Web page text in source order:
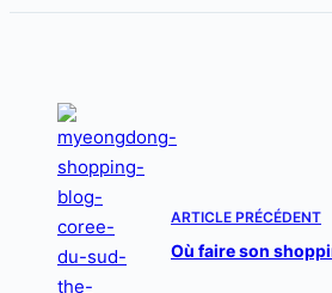
ARTICLE PRÉCÉDENT
Où faire son